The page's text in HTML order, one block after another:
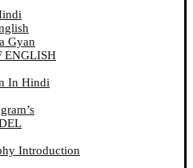
Gyan
ENGLISH
In Hindi
Introduction